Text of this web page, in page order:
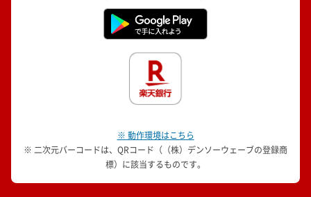
※ 動作環境はこちら
※ 二次元バーコードは、QRコード（（株）デンソーウェーブの登録商
標）に該当するものです。